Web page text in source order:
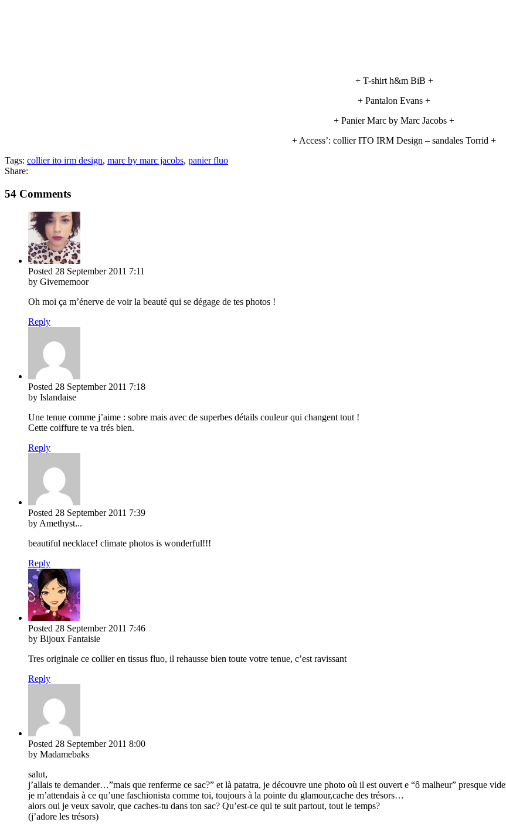
+ T-shirt h&m BiB +
+ Pantalon Evans +
+ Panier Marc by Marc Jacobs +
+ Access’: collier ITO IRM Design – sandales Torrid +
Tags: collier ito irm design, marc by marc jacobs, panier fluo
Share:
54 Comments
Posted 28 September 2011 7:11
by Givememoor
Oh moi ça m’énerve de voir la beauté qui se dégage de tes photos !
Reply
Posted 28 September 2011 7:18
by Islandaise
Une tenue comme j’aime : sobre mais avec de superbes détails couleur qui changent tout !
Cette coiffure te va trés bien.
Reply
Posted 28 September 2011 7:39
by Amethyst...
beautiful necklace! climate photos is wonderful!!!
Reply
Posted 28 September 2011 7:46
by Bijoux Fantaisie
Tres originale ce collier en tissus fluo, il rehausse bien toute votre tenue, c’est ravissant
Reply
Posted 28 September 2011 8:00
by Madamebaks
salut,
j’allais te demander…”mais que renferme ce sac?” et là patatra, je découvre une photo où il est ouvert e “ô malheur” presque vide
je m’attendais à ce qu’une faschionista comme toi, toujours à la pointe du glamour,cache des trésors…
alors oui je veux savoir, que caches-tu dans ton sac? Qu’est-ce qui te suit partout, tout le temps?
(j’adore les trésors)